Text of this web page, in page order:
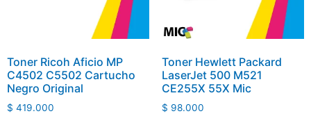
Toner Ricoh Aficio MP
C4502 C5502 Cartucho
Negro Original
$ 419.000
Toner Hewlett Packard
LaserJet 500 M521
CE255X 55X Mic
$ 98.000